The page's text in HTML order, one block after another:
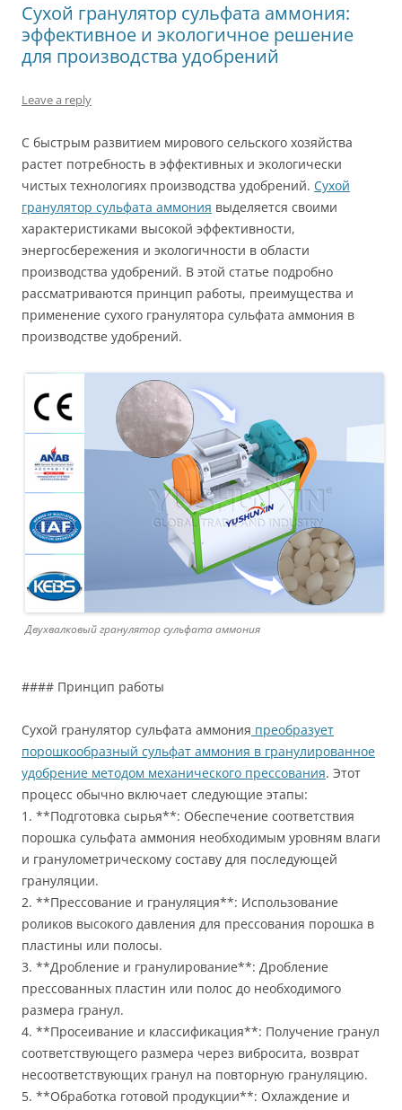
Сухой гранулятор сульфата аммония:
эффективное и экологичное решение
для производства удобрений
Leave a reply
С быстрым развитием мирового сельского хозяйства
растет потребность в эффективных и экологически
чистых технологиях производства удобрений. Сухой
гранулятор сульфата аммония выделяется своими
характеристиками высокой эффективности,
энергосбережения и экологичности в области
производства удобрений. В этой статье подробно
рассматриваются принцип работы, преимущества и
применение сухого гранулятора сульфата аммония в
производстве удобрений.
Двухвалковый гранулятор сульфата аммония
#### Принцип работы
Сухой гранулятор сульфата аммония преобразует
порошкообразный сульфат аммония в гранулированное
удобрение методом механического прессования. Этот
процесс обычно включает следующие этапы:
1. **Подготовка сырья**: Обеспечение соответствия
порошка сульфата аммония необходимым уровням влаги
и гранулометрическому составу для последующей
грануляции.
2. **Прессование и грануляция**: Использование
роликов высокого давления для прессования порошка в
пластины или полосы.
3. **Дробление и гранулирование**: Дробление
прессованных пластин или полос до необходимого
размера гранул.
4. **Просеивание и классификация**: Получение гранул
соответствующего размера через вибросита, возврат
несоответствующих гранул на повторную грануляцию.
5. **Обработка готовой продукции**: Охлаждение и